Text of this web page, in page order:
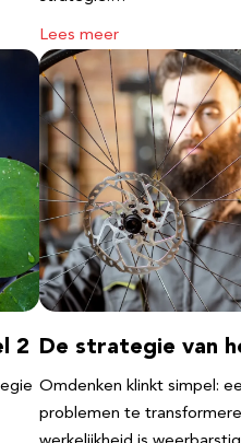
Lees meer
2 De strategie van
Omdenken klinkt simpel:
problemen te